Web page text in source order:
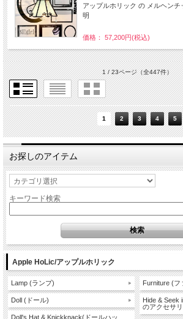
アップルホリック の メルヘン
明
価格： 57,200円(税込)
1 / 23ページ（全447件）
1 2 3 4 5
お探しのアイテム
キーワード検索
Apple HoLic/アップルホリック
Lamp (ランプ)
Doll (ドール)
Doll's Hat & Knickknack(ドールハッ
Furniture (フ
Hide & Seek
のアクセサ